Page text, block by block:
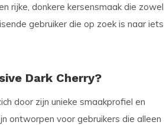
rijke, donkere kersensmaak die zowel
gebruiker die op zoek is naar iets
Dark Cherry?
door zijn unieke smaakprofiel en
ontworpen voor gebruikers die alleen